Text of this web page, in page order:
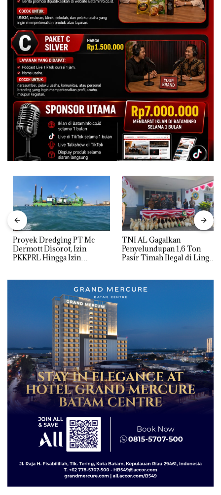
Proyek Dredging PT Mc
Dermott Disorot, Izin
PKKPRL Hingga Izin
TNI AL Gagalkan
Penyelundupan 1,6 Ton
Pasir Timah Ilegal di Lingga,
Diselundupkan ke Malaysia